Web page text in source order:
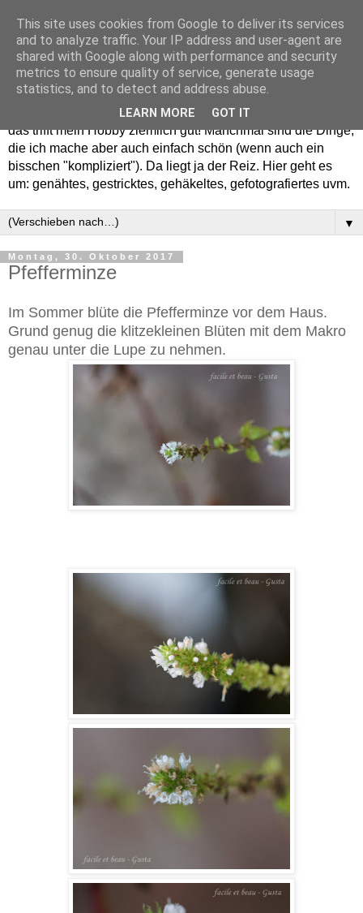
Willkommen in meinem "Wohnzimmer". Einfach und schön -
das trifft mein Hobby ziemlich gut! Manchmal sind die Dinge,
die ich mache aber auch einfach schön (wenn auch ein
bisschen "kompliziert"). Da liegt ja der Reiz. Hier geht es
um: genähtes, gestricktes, gehäkeltes, gefotografiertes uvm.
▼
Montag, 30. Oktober 2017
Pfefferminze
Im Sommer blüte die Pfefferminze vor dem Haus.
Grund genug die klitzekleinen Blüten mit dem Makro
genau unter die Lupe zu nehmen.
This site uses cookies from Google to deliver its services
and to analyze traffic. Your IP address and user-agent are
shared with Google along with performance and security
metrics to ensure quality of service, generate usage
statistics, and to detect and address abuse.
LEARN MORE GOT IT